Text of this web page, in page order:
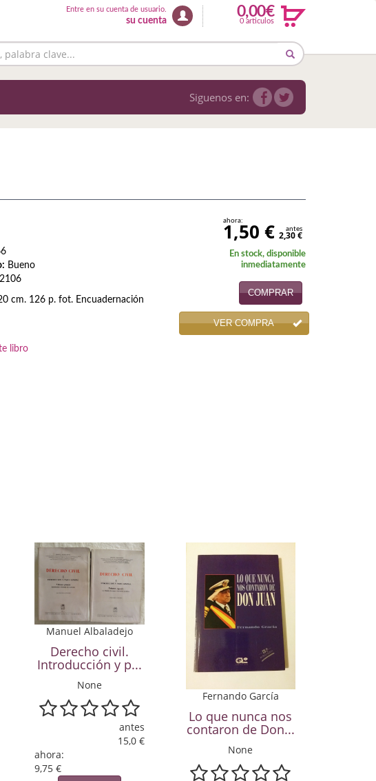
Entre en su cuenta de usuario.
su cuenta
0,00€
0 articulos
Siguenos en:
Bueno
cm. 126 p. fot. Encuadernación
libro
ahora:
1,50 € antes
2,30 €
En stock, disponible
inmediatamente
COMPRAR
VER COMPRA
Manuel Albaladejo
Derecho civil.
Introducción y p...
None
antes
15,0 €
ahora:
9,75 €
Fernando García
Lo que nunca nos
contaron de Don...
None